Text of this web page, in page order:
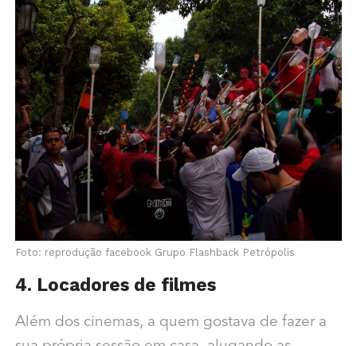
Foto: reprodução facebook Grupo Flashback Petrópolis
4. Locadores de filmes
Além dos cinemas, a quem gostava de fazer a